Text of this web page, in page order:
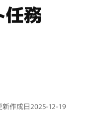
任務
新作成日2025-12-19